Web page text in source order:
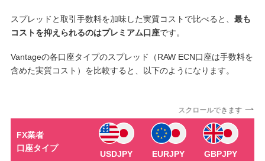
スプレッドと取引手数料を加味した実質コストで比べると、 最も
コストを抑えられるのはプレミアム口座です。
Vantageの各口座タイプのスプレッド（RAW ECN口座は手数料を
含めた実質コスト）を比較すると、以下のようになります。
スクロールできます
FX業者
口座タイプ
USDJPY EURJPY GBPJPY